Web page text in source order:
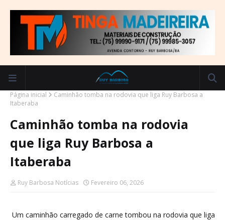
Página inicial
Caminhão tomba na rodovia que liga Ruy Barbosa a
Itaberaba
Caminhão tomba na rodovia
que liga Ruy Barbosa a
Itaberaba
Ruy Barbosa Notícias Fevereiro 06, 2026
Um caminhão carregado de carne tombou na rodovia que liga